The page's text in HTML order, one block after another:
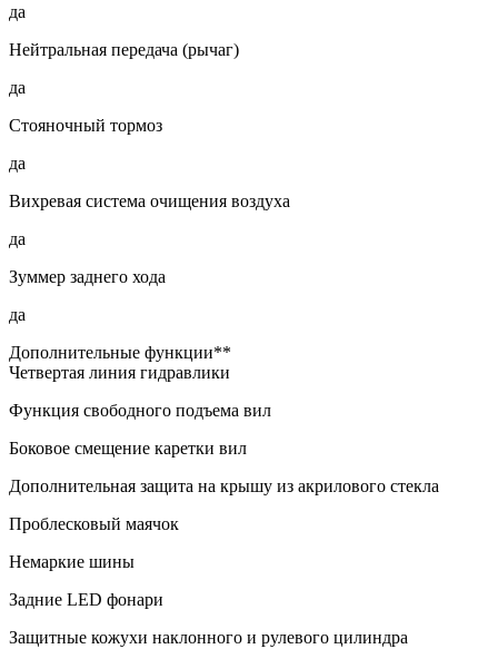
да
Нейтральная передача (рычаг)
да
Стояночный тормоз
да
Вихревая система очищения воздуха
да
Зуммер заднего хода
да
Дополнительные функции**
Четвертая линия гидравлики
Функция свободного подъема вил
Боковое смещение каретки вил
Дополнительная защита на крышу из акрилового стекла
Проблесковый маячок
Немаркие шины
Задние LED фонари
Защитные кожухи наклонного и рулевого цилиндра